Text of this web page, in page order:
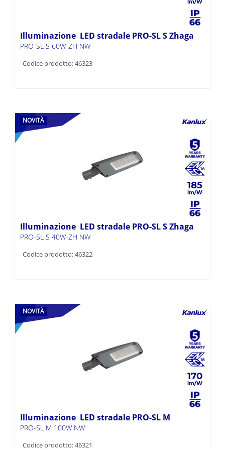
Illuminazione LED stradale PRO-SL S Zhaga
PRO-SL S 60W-ZH NW
Codice prodotto: 46323
NOVITÀ
185
Illuminazione LED stradale PRO-SL S Zhaga
PRO-SL S 40W-ZH NW
Codice prodotto: 46322
NOVITÀ
170
Illuminazione LED stradale PRO-SL M
PRO-SL M 100W NW
Codice prodotto: 46321